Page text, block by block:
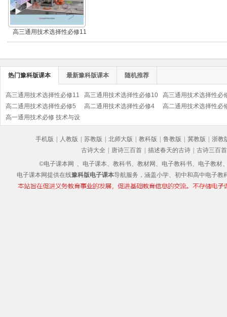
高三通用技术选择性必修11
产品三维设计与制造
热门豫科版课本 最新豫科版课本 随机推荐
高三通用技术选择性必修11
产品三维设计与制造
高三通用技术选择性必修10
科技人文融合创新专题
高三通用技术选择性必
创造力开发与技术发明
高二通用技术选择性必修5
服装及其设计
高二通用技术选择性必修4
高二通用技术选择性必
高一通用技术必修 技术与设
手机版
人教版 苏教版 北师大版 教科版 鲁教版 冀教版
浙教
古诗大全
唐诗三百首 描述春天的古诗
古诗三百首
©电子课本网 、电子课本、教科书、教材网、电子教科书、电子教材
电子课本网提供在线豫科版电子课本导航服务，涵盖小学、初中和高中电子